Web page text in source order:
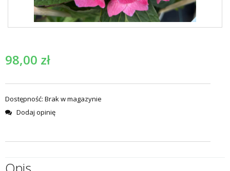
98,00 zł
Dostępność: Brak w magazynie
Dodaj opinię